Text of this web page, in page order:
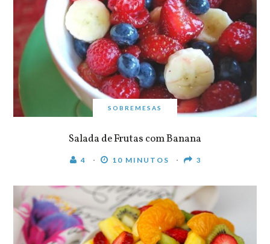
SOBREMESAS
Salada de Frutas com Banana
4 10 MINUTOS 3